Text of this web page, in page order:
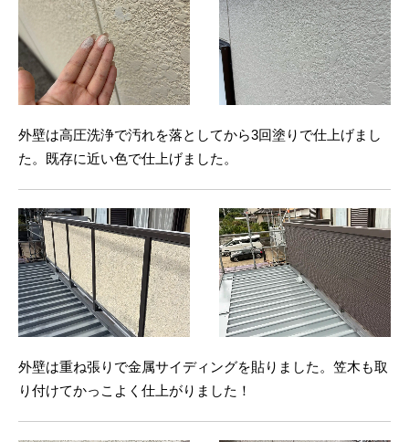
外壁は高圧洗浄で汚れを落としてから3回塗りで仕上げまし
た。既存に近い色で仕上げました。
外壁は重ね張りで金属サイディングを貼りました。笠木も取
り付けてかっこよく仕上がりました！